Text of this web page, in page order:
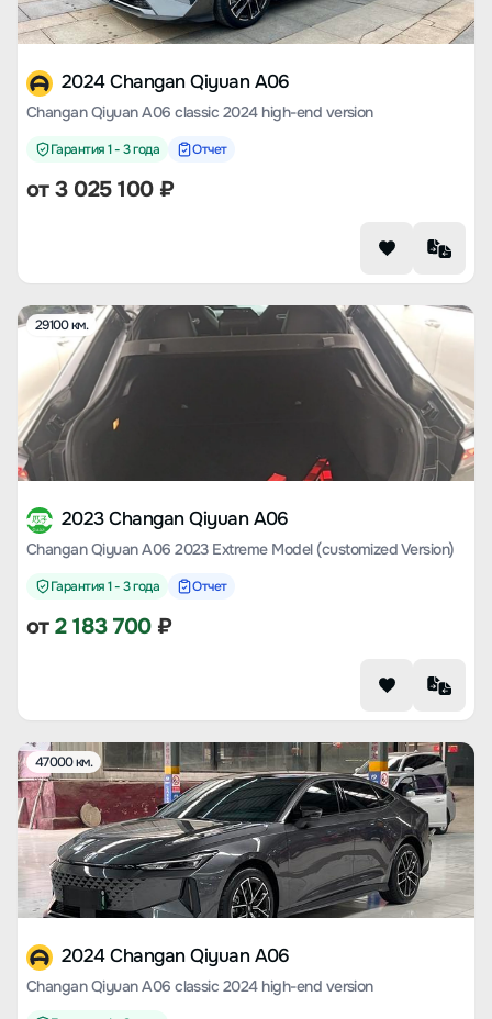
2024 Changan Qiyuan A06
Changan Qiyuan A06 classic 2024 high-end version
Гарантия 1 - 3 года Отчет
от3 025 100₽
29100 км.
2023 Changan Qiyuan A06
Changan Qiyuan A06 2023 Extreme Model (customized Version)
Гарантия 1 - 3 года Отчет
от2 183 700₽
47000 км.
2024 Changan Qiyuan A06
Changan Qiyuan A06 classic 2024 high-end version